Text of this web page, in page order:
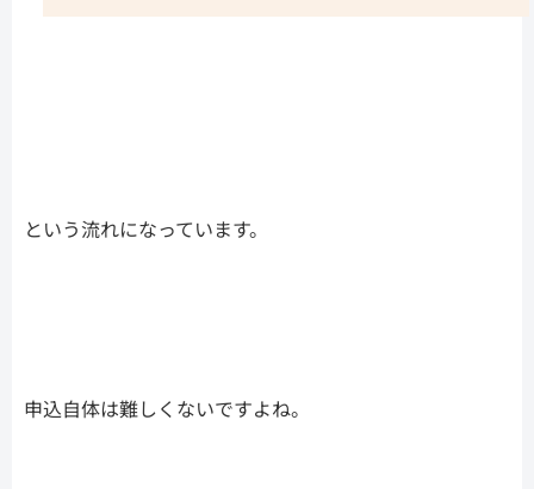
という流れになっています。
申込自体は難しくないですよね。